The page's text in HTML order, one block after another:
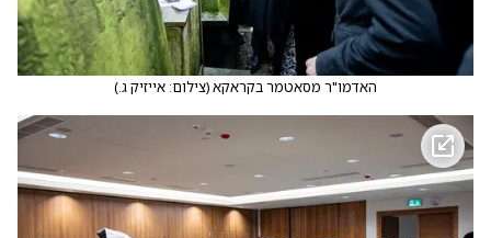
האדמו"ר מסאטמר בקראקא(צילום: אייזיק ג.)